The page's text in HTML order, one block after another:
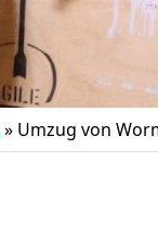
» Umzug von